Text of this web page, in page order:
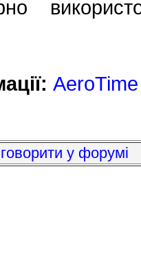
AeroTime
у форумі